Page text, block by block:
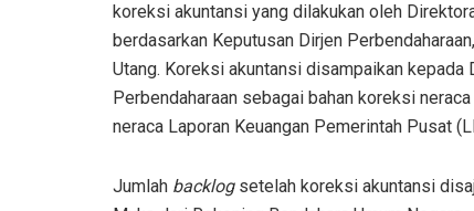
koreksi akuntansi yang dilakukan oleh
berdasarkan Keputusan Dirjen
Utang. Koreksi akuntansi disampaikan
Perbendaharaan sebagai bahan koreksi
neraca Laporan Keuangan Pemerintah Pusat
Jumlah backlogsetelah koreksi akuntansi